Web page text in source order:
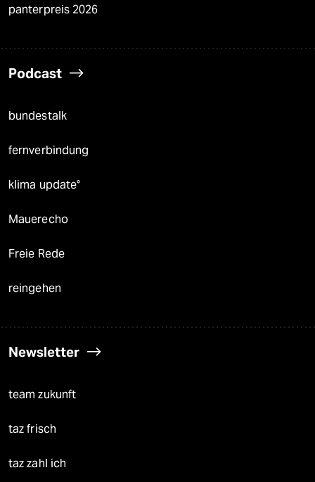
panterpreis 2026
Podcast
bundestalk
fernverbindung
klima update°
Mauerecho
Freie Rede
reingehen
Newsletter
team zukunft
taz frisch
taz zahl ich